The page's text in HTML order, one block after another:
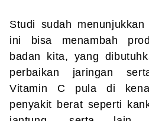
Studi sudah
ini bisa menambah
badan kita, yang
perbaikan jaringan
Vitamin C pula di
penyakit berat seperti